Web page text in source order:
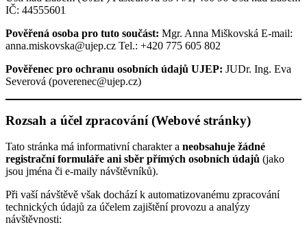
IČ: 44555601
Pověřená osoba pro tuto součást: Mgr. Anna Miškovská E-mail:
anna.miskovska@ujep.cz Tel.: +420 775 605 802
Pověřenec pro ochranu osobních údajů UJEP: JUDr. Ing. Eva
Severová (poverenec@ujep.cz)
Rozsah a účel zpracování (Webové stránky)
Tato stránka má informativní charakter a neobsahuje žádné
registrační formuláře ani sběr přímých osobních údajů (jako
jsou jména či e-maily návštěvníků).
Při vaší návštěvě však dochází k automatizovanému zpracování
technických údajů za účelem zajištění provozu a analýzy
návštěvnosti: